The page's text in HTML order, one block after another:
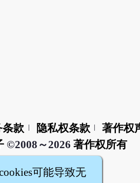
条款 隐私权条款
著作权
©2008～2026 著作权所有
可能导致无